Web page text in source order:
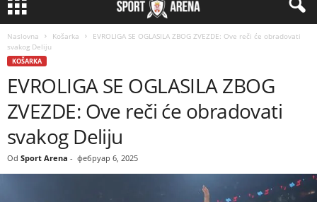
Naslovna Košarka
EVROLIGA SE OGLASILA ZBOG ZVEZDE: Ove reči će obradovati
svakog Deliju
KOŠARKA
EVROLIGA SE OGLASILA ZBOG
ZVEZDE: Ove reči će obradovati
svakog Deliju
Od Sport Arena - фебруар 6, 2025